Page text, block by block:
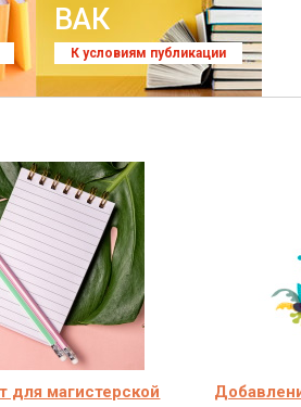
ВАК
К условиям публикации
для магистерской